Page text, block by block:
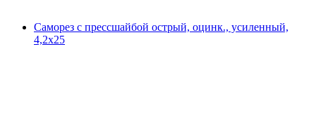
Саморез с прессшайбой острый, оцинк., усиленный,
4,2х25